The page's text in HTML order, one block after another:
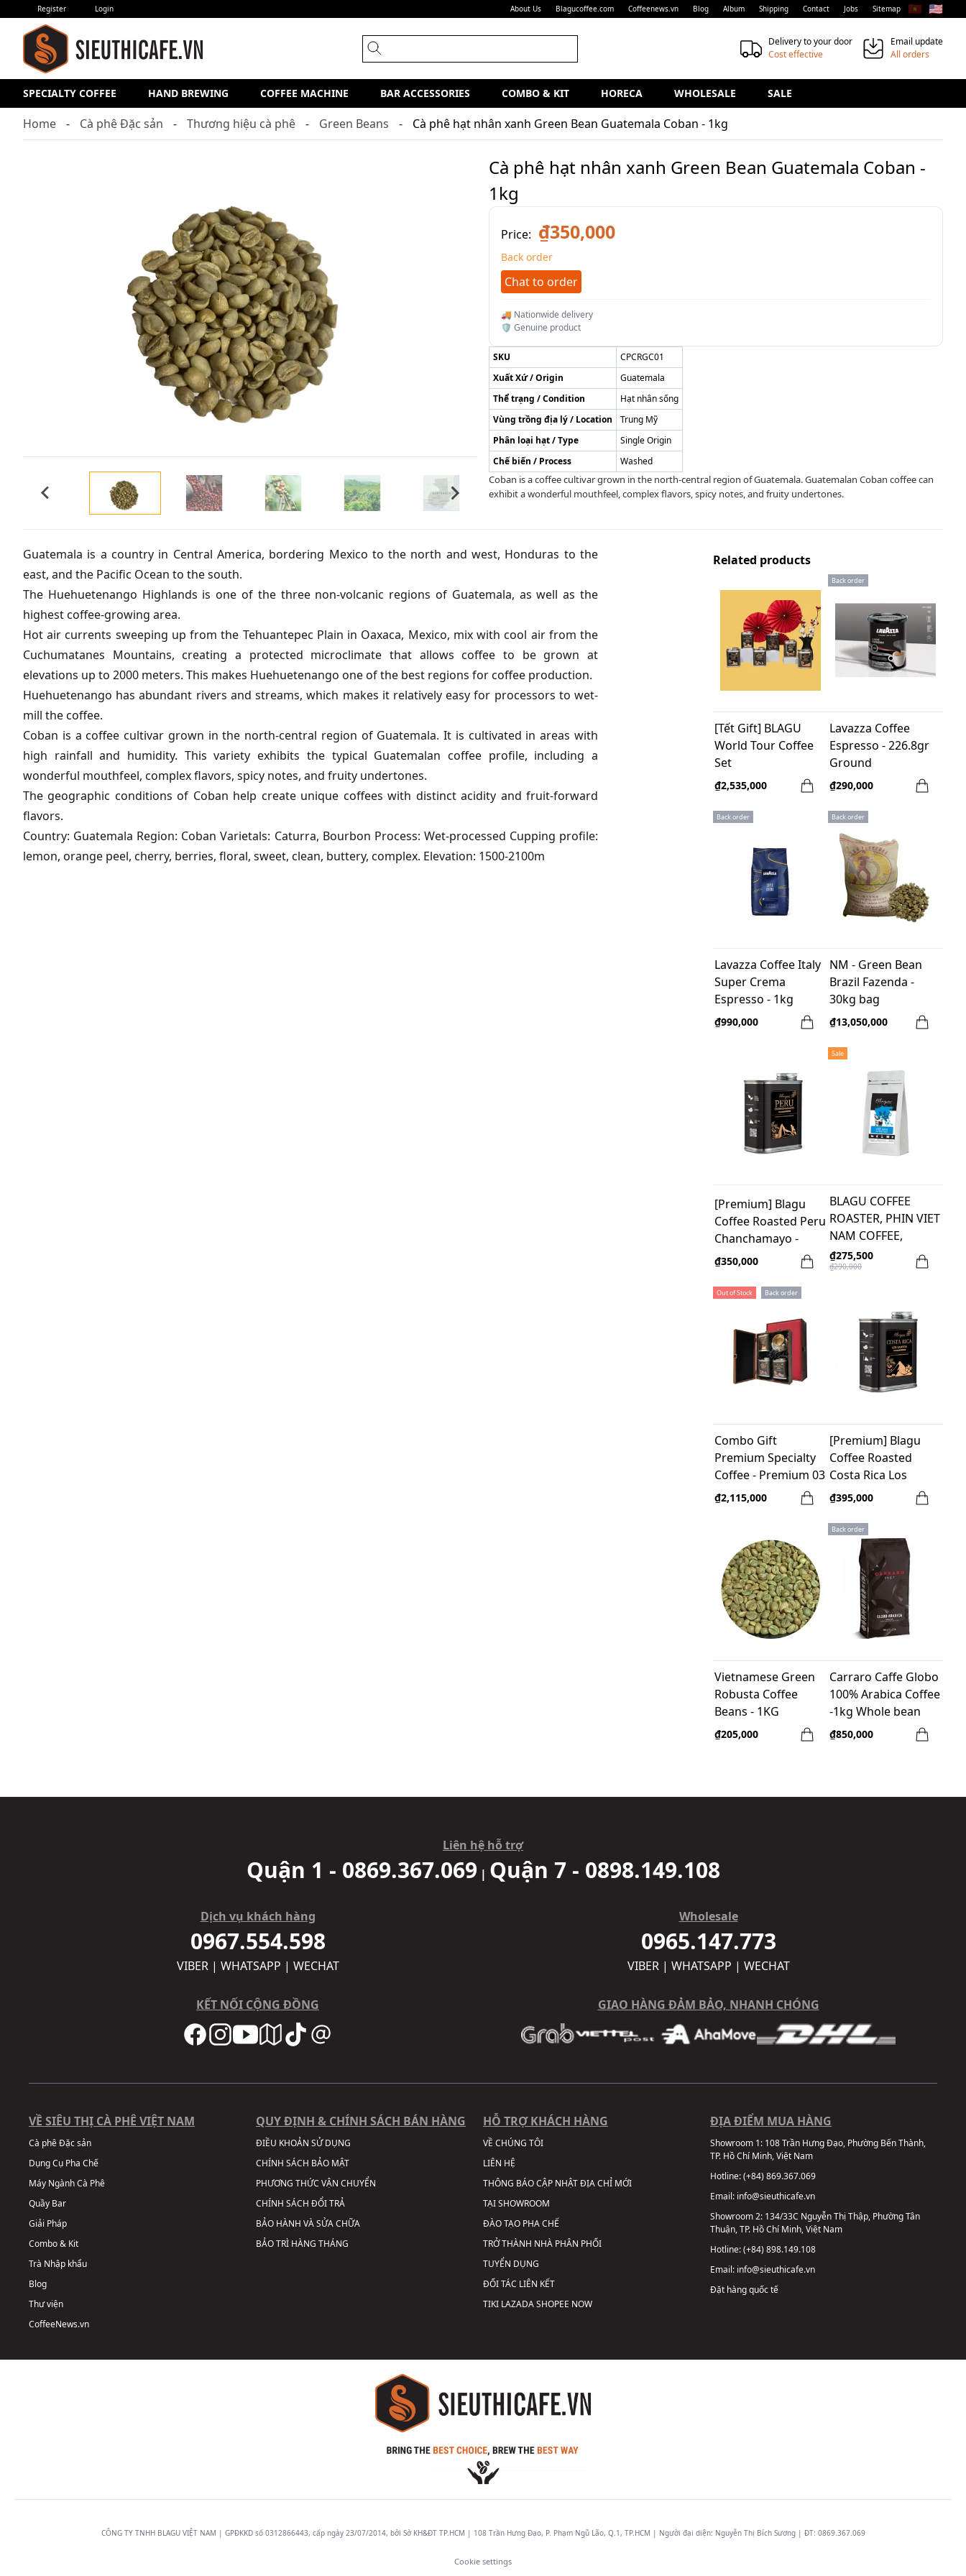
Register Login About Us Blagucoffee.com Coffeenews.vn Blog Album Shipping Contact Jobs Sitemap 🇻🇳 🇺🇸
Delivery to your door
Cost effective
Email update
All orders
SPECIALTY COFFEE HAND BREWING COFFEE MACHINE BAR ACCESSORIES COMBO & KIT HORECA WHOLESALE SALE
Home Cà phê Đặc sản Thương hiệu cà phê Green Beans Cà phê hạt nhân xanh Green Bean Guatemala Coban - 1kg
Cà phê hạt nhân xanh Green Bean Guatemala Coban -
1kg
Price: ₫350,000
Back order
Chat to order
🚚 Nationwide delivery
🛡️ Genuine product
SKU
CPCRGC01
Xuất Xứ / Origin
Guatemala
Thể trạng / Condition
Hạt nhân sống
Vùng trồng địa lý / Location
Trung Mỹ
Phân loại hạt / Type
Single Origin
Chế biến / Process
Washed
Coban is a coffee cultivar grown in the north-central region of Guatemala. Guatemalan Coban coffee can
exhibit a wonderful mouthfeel, complex flavors, spicy notes, and fruity undertones.
Guatemala is a country in Central America, bordering Mexico to the north and west, Honduras to the
east, and the Pacific Ocean to the south.
The Huehuetenango Highlands is one of the three non-volcanic regions of Guatemala, as well as the
highest coffee-growing area.
Hot air currents sweeping up from the Tehuantepec Plain in Oaxaca, Mexico, mix with cool air from the
Cuchumatanes Mountains, creating a protected microclimate that allows coffee to be grown at
elevations up to 2000 meters. This makes Huehuetenango one of the best regions for coffee production.
Huehuetenango has abundant rivers and streams, which makes it relatively easy for processors to wet-
mill the coffee.
Coban is a coffee cultivar grown in the north-central region of Guatemala. It is cultivated in areas with
high rainfall and humidity. This variety exhibits the typical Guatemalan coffee profile, including a
wonderful mouthfeel, complex flavors, spicy notes, and fruity undertones.
The geographic conditions of Coban help create unique coffees with distinct acidity and fruit-forward
flavors.
Country: Guatemala Region: Coban Varietals: Caturra, Bourbon Process: Wet-processed Cupping profile:
lemon, orange peel, cherry, berries, floral, sweet, clean, buttery, complex. Elevation: 1500-2100m
Related products
[Tết Gift] BLAGU
World Tour Coffee
Set
₫2,535,000
Back order
Lavazza Coffee
Espresso - 226.8gr
Ground
₫290,000
Back order
Lavazza Coffee Italy
Super Crema
Espresso - 1kg
Whole bean
₫990,000
Back order
NM - Green Bean
Brazil Fazenda -
30kg bag
₫13,050,000
[Premium] Blagu
Coffee Roasted Peru
Chanchamayo -
Medium -250g
₫350,000
Sale
BLAGU COFFEE
ROASTER, PHIN VIET
NAM COFFEE,
MEDIUM DARK,
500G
₫275,500
₫290,000
Out of Stock Back order
Combo Gift
Premium Specialty
Coffee - Premium 03
₫2,115,000
[Premium] Blagu
Coffee Roasted
Costa Rica Los
Santos - Medium -
₫395,000
Vietnamese Green
Robusta Coffee
Beans - 1KG
₫205,000
Back order
Carraro Caffe Globo
100% Arabica Coffee
-1kg Whole bean
₫850,000
Liên hệ hỗ trợ
Quận 1 - 0869.367.069 | Quận 7 - 0898.149.108
Dịch vụ khách hàng
0967.554.598
VIBER | WHATSAPP | WECHAT
Wholesale
0965.147.773
VIBER | WHATSAPP | WECHAT
KẾT NỐI CỘNG ĐỒNG GIAO HÀNG ĐẢM BẢO, NHANH CHÓNG
VỀ SIÊU THỊ CÀ PHÊ VIỆT NAM
Cà phê Đặc sản
Dụng Cụ Pha Chế
Máy Ngành Cà Phê
Quầy Bar
Giải Pháp
Combo & Kit
Trà Nhập khẩu
Blog
Thư viện
CoffeeNews.vn
QUY ĐỊNH & CHÍNH SÁCH BÁN HÀNG
ĐIỀU KHOẢN SỬ DỤNG
CHÍNH SÁCH BẢO MẬT
PHƯƠNG THỨC VẬN CHUYỂN
CHÍNH SÁCH ĐỔI TRẢ
BẢO HÀNH VÀ SỬA CHỮA
BẢO TRÌ HÀNG THÁNG
HỖ TRỢ KHÁCH HÀNG
VỀ CHÚNG TÔI
LIÊN HỆ
THÔNG BÁO CẬP NHẬT ĐỊA CHỈ MỚI
TẠI SHOWROOM
ĐÀO TẠO PHA CHẾ
TRỞ THÀNH NHÀ PHÂN PHỐI
TUYỂN DỤNG
ĐỐI TÁC LIÊN KẾT
TIKI LAZADASHOPEE NOW
ĐỊA ĐIỂM MUA HÀNG
Showroom 1: 108 Trần Hưng Đạo, Phường Bến Thành,
TP. Hồ Chí Minh, Việt Nam
Hotline:(+84) 869.367.069
Email: info@sieuthicafe.vn
Showroom 2: 134/33C Nguyễn Thị Thập, Phường Tân
Thuận, TP. Hồ Chí Minh, Việt Nam
Hotline:(+84) 898.149.108
Email: info@sieuthicafe.vn
Đặt hàng quốc tế
CÔNG TY TNHH BLAGU VIỆT NAM | GPĐKKD số 0312866443, cấp ngày 23/07/2014, bởi Sở KH&ĐT TP.HCM | 108 Trần Hưng Đạo, P. Phạm Ngũ Lão, Q.1, TP.HCM | Người đại diện: Nguyễn Thị Bích Sương | ĐT: 0869.367.069
Cookie settings